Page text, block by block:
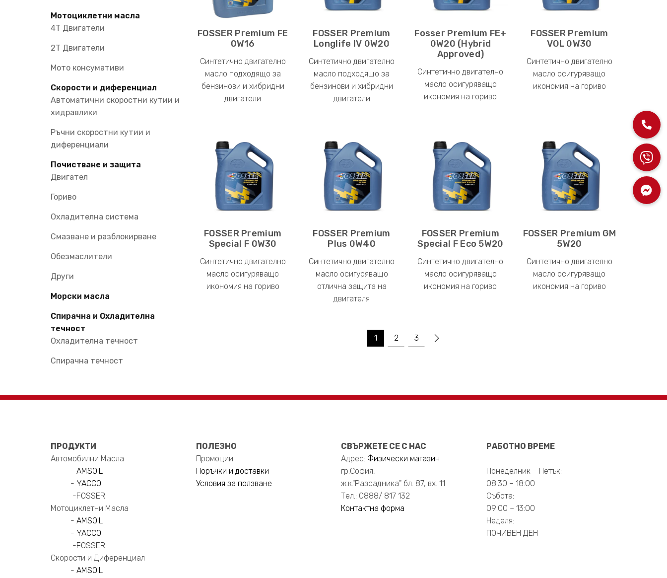
FOSSER Premium FE
0W16
Синтетично двигателно
масло подходящо за
бензинови и хибридни
двигатели
FOSSER Premium
Longlife IV 0W20
Синтетично двигателно
масло подходящо за
бензинови и хибридни
двигатели
Fosser Premium FE+
0W20 (Hybrid
Approved)
Синтетично двигателно
масло осигуряващо
икономия на гориво
FOSSER Premium
VOL 0W30
Синтетично двигателно
масло осигуряващо
икономия на гориво
FOSSER Premium
Special F 0W30
Синтетично двигателно
масло осигуряващо
икономия на гориво
FOSSER Premium
Plus 0W40
Синтетично двигателно
масло осигуряващо
отлична защита на
двигателя
FOSSER Premium
Special F Eco 5W20
Синтетично двигателно
масло осигуряващо
икономия на гориво
FOSSER Premium GM
5W20
Синтетично двигателно
масло осигуряващо
икономия на гориво
1 2 3
Мотоциклетни масла
4T Двигатели
2T Двигатели
Мото консумативи
Скорости и диференциал
Автоматични скоростни кутии и
хидравлики
Ръчни скоростни кутии и
диференциали
Почистване и защита
Двигател
Гориво
Охладителна система
Смазване и разблокирване
Обезмаслители
Други
Морски масла
Спирачна и Охладителна
течност
Охладителна течност
Спирачна течност
ПРОДУКТИ
Автомобилни Масла
- AMSOIL
- YACCO
-FOSSER
Мотоциклетни Масла
- AMSOIL
- YACCO
-FOSSER
Скорости и Диференциал
- AMSOIL
ПОЛЕЗНО
Промоции
Поръчки и доставки
Условия за ползване
СВЪРЖЕТЕ СЕ С НАС
Адрес: Физически магазин
гр.София,
ж.к."Разсадника" бл. 87, вх. 11
Тел.: 0888/ 817 132
Контактна форма
РАБОТНО ВРЕМЕ
Понеделник – Петък:
08:30 – 18:00
Събота:
09:00 – 13:00
Неделя:
ПОЧИВЕН ДЕН